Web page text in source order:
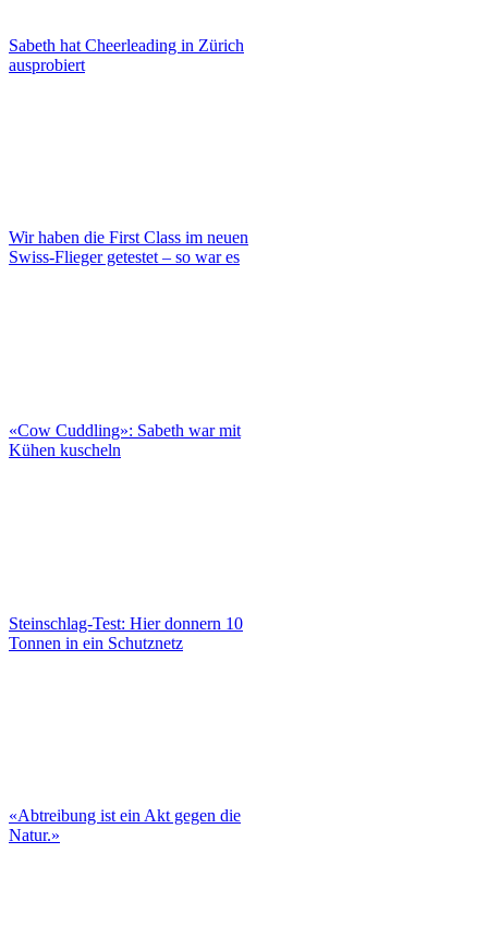
Sabeth hat Cheerleading in Zürich
ausprobiert
Wir haben die First Class im neuen
Swiss-Flieger getestet – so war es
«Cow Cuddling»: Sabeth war mit
Kühen kuscheln
Steinschlag-Test: Hier donnern 10
Tonnen in ein Schutznetz
«Abtreibung ist ein Akt gegen die
Natur.»